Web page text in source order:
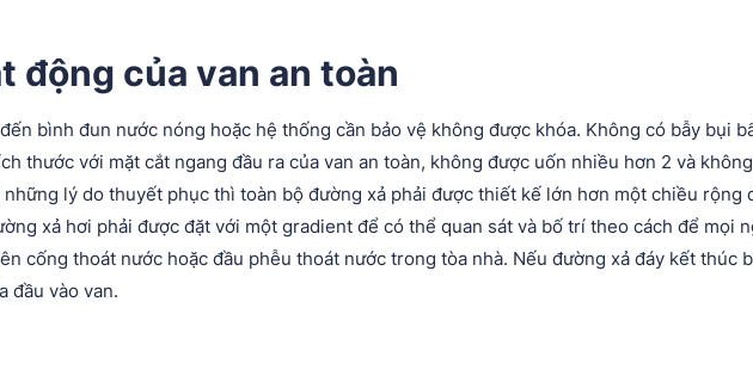
động của van an toàn
bình đun nước nóng hoặc hệ thống cần bảo vệ không được khóa. Không có bẫy bụi
thước với mặt cắt ngang đầu ra của van an toàn, không được uốn nhiều hơn 2 và
lý do thuyết phục thì toàn bộ đường xả phải được thiết kế lớn hơn một chiều rộng
xả hơi phải được đặt với một gradient để có thể quan sát và bố trí theo cách để mọi
cống thoát nước hoặc đầu phễu thoát nước trong tòa nhà. Nếu đường xả đáy kết thúc
đầu vào van.